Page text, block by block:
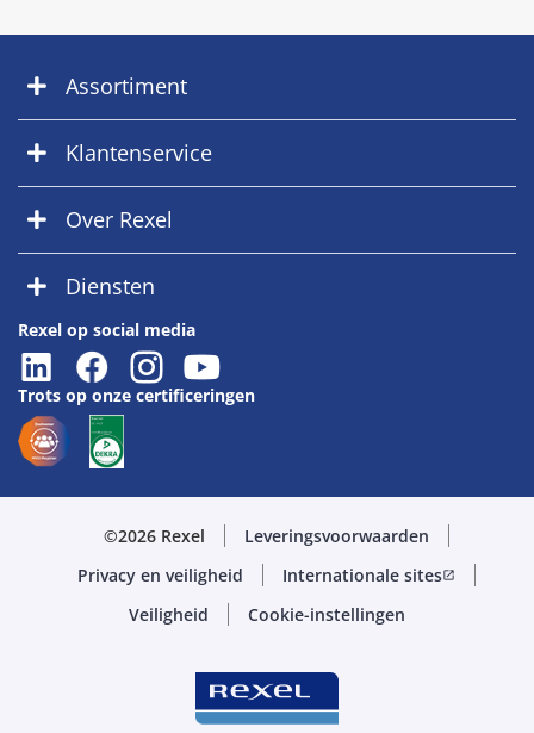
Assortiment
Klantenservice
Over Rexel
Diensten
Rexel op social media
Trots op onze certificeringen
©2026 Rexel
Leveringsvoorwaarden
Privacy en veiligheid
Internationale sitesopen_in_new
Veiligheid Cookie-instellingen